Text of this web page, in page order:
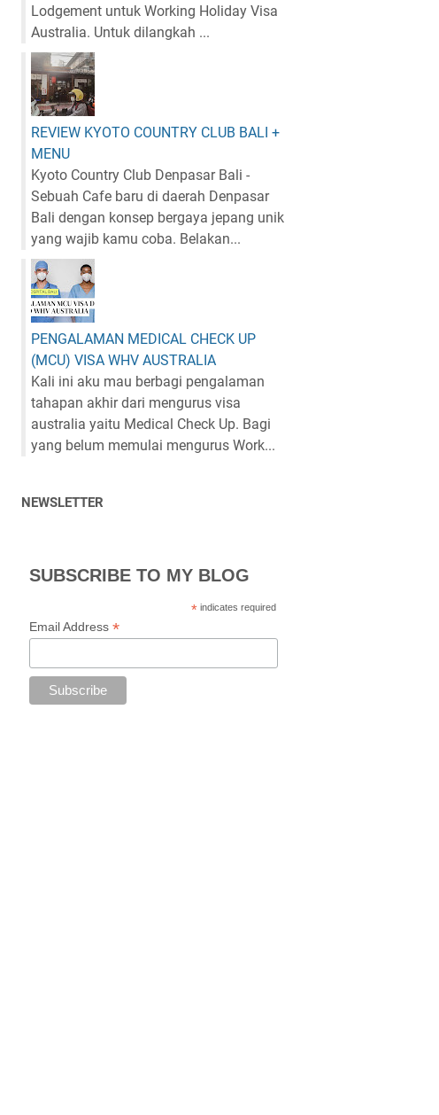
Lodgement untuk Working Holiday Visa
Australia. Untuk dilangkah ...
REVIEW KYOTO COUNTRY CLUB BALI +
MENU
Kyoto Country Club Denpasar Bali -
Sebuah Cafe baru di daerah Denpasar
Bali dengan konsep bergaya jepang unik
yang wajib kamu coba. Belakan...
PENGALAMAN MEDICAL CHECK UP
(MCU) VISA WHV AUSTRALIA
Kali ini aku mau berbagi pengalaman
tahapan akhir dari mengurus visa
australia yaitu Medical Check Up. Bagi
yang belum memulai mengurus Work...
NEWSLETTER
SUBSCRIBE TO MY BLOG
* indicates required
Email Address *